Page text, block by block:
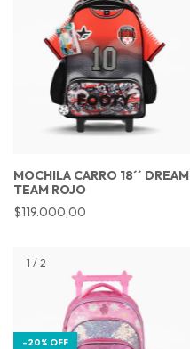
MOCHILA CARRO 18´´ DREAM
TEAM ROJO
$119.000,00
1 / 2
-20% OFF